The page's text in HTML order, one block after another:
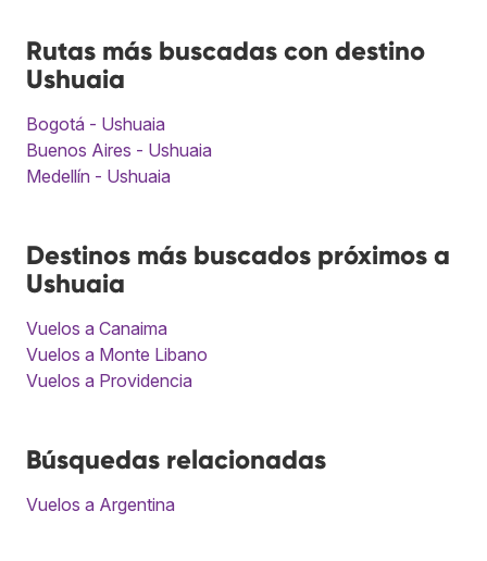
Rutas más buscadas con destino
Ushuaia
Bogotá - Ushuaia
Buenos Aires - Ushuaia
Medellín - Ushuaia
Destinos más buscados próximos a
Ushuaia
Vuelos a Canaima
Vuelos a Monte Libano
Vuelos a Providencia
Búsquedas relacionadas
Vuelos a Argentina